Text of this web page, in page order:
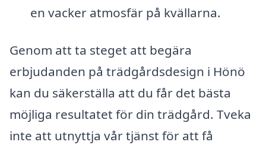
en vacker atmosfär på kvällarna.
Genom att ta steget att begära
erbjudanden på trädgårdsdesign i Hönö
kan du säkerställa att du får det bästa
möjliga resultatet för din trädgård. Tveka
inte att utnyttja vår tjänst för att få